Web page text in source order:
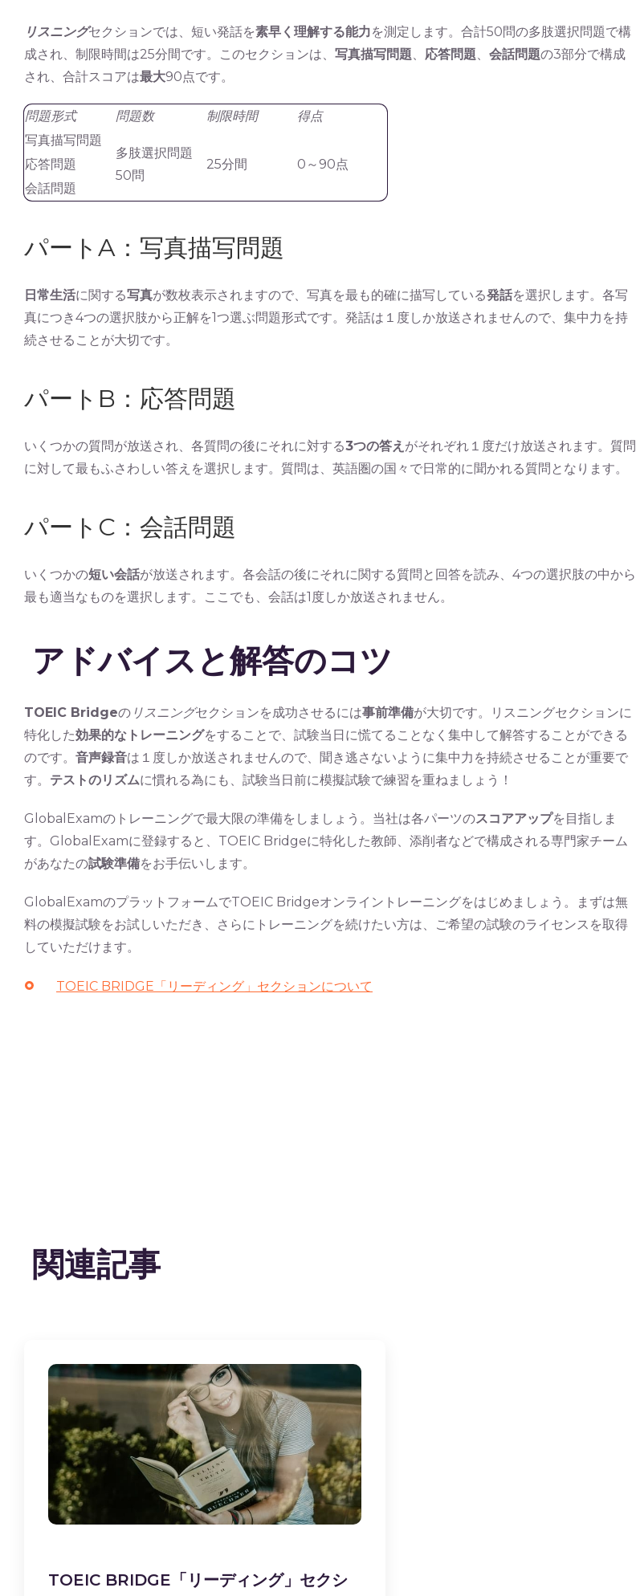
リスニングセクションでは、短い発話を素早く理解する能力を測定します。合計50問の多肢選択問題で構
成され、制限時間は25分間です。このセクションは、 写真描写問題、 応答問題、 会話問題の3部分で構成
され、合計スコアは最大90点です。
問題形式 問題数 制限時間
得点
写真描写問題
多肢選択問題
50問
25分間 0～90点
応答問題
会話問題
パートA：写真描写問題
日常生活に関する写真が数枚表示されますので、写真を最も的確に描写している発話を選択します。各写
真につき4つの選択肢から正解を1つ選ぶ問題形式です。発話は１度しか放送されませんので、集中力を持
続させることが大切です。
パートB：応答問題
いくつかの質問が放送され、各質問の後にそれに対する3つの答え がそれぞれ１度だけ放送されます。質問
に対して最もふさわしい答えを選択します。質問は、英語圏の国々で日常的に聞かれる質問となります。
パートC：会話問題
いくつかの短い会話が放送されます。各会話の後にそれに関する質問と回答を読み、4つの選択肢の中から
最も適当なものを選択します。ここでも、会話は1度しか放送されません。
アドバイスと解答のコツ
TOEIC Bridgeの リスニングセクションを成功させるには事前準備が大切です。リスニングセクションに
特化した効果的なトレーニングをすることで、試験当日に慌てることなく集中して解答することができる
のです。 音声録音は１度しか放送されませんので、聞き逃さないように集中力を持続させることが重要で
す。 テストのリズムに慣れる為にも、試験当日前に模擬試験で練習を重ねましょう！
GlobalExamのトレーニングで最大限の準備をしましょう。当社は各パーツのスコアアップを目指しま
す。GlobalExamに登録すると、TOEIC Bridgeに特化した教師、添削者などで構成される専門家チーム
があなたの試験準備をお手伝いします。
GlobalExamのプラットフォームでTOEIC Bridgeオンライントレーニングをはじめましょう。まずは無
料の模擬試験をお試しいただき、さらにトレーニングを続けたい方は、ご希望の試験のライセンスを取得
していただけます。
TOEIC BRIDGE「リーディング」セクションについて
関連記事
TOEIC BRIDGE「リーディング」セクシ